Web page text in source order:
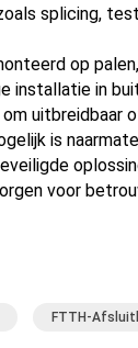
splicing,
op
installatie in
uitbreidbaar
is
voor
FTTH-